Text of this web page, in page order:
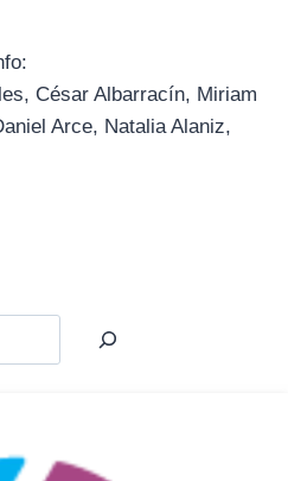
César Albarracín, Miriam
Arce, Natalia Alaniz,